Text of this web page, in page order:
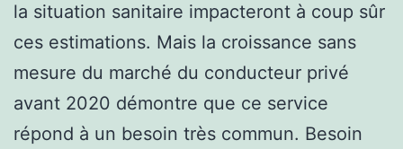
la situation sanitaire impacteront à coup sûr
ces estimations. Mais la croissance sans
mesure du marché du conducteur privé
avant 2020 démontre que ce service
répond à un besoin très commun. Besoin